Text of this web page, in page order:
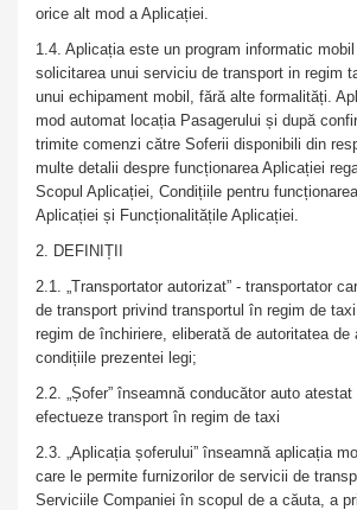
orice alt mod a Aplicației.
1.4. Aplicația este un program informatic
solicitarea unui serviciu de transport in regim
unui echipament mobil, fără alte formalități.
mod automat locația Pasagerului și după
trimite comenzi către Soferii disponibili din
multe detalii despre funcționarea Aplicației
Scopul Aplicației, Condițiile pentru
Aplicației și Funcționalitățile Aplicației.
2. DEFINIȚII
2.1. „Transportator autorizat” - transportator
de transport privind transportul în regim de
regim de închiriere, eliberată de autoritatea de
condițiile prezentei legi;
2.2. „Șofer” înseamnă conducător auto
efectueze transport în regim de taxi
2.3. „Aplicația șoferului” înseamnă aplicația
care le permite furnizorilor de servicii de
Serviciile Companiei în scopul de a căuta, a